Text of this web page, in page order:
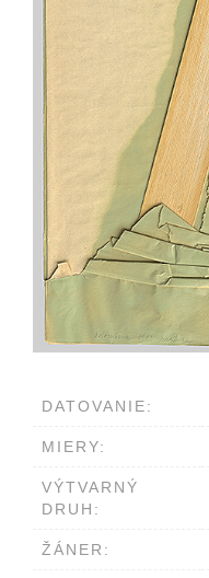
DATOVANIE:
MIERY:
VÝTVARNÝ
DRUH:
ŽÁNER: